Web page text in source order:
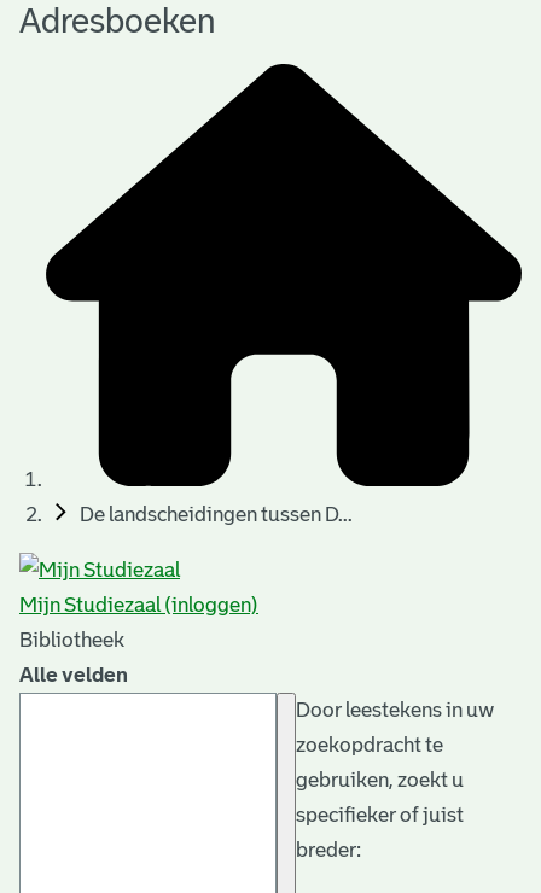
eAdresboeken
De landscheidingen tussen D...
Mijn Studiezaal (inloggen)
Bibliotheek
Alle velden
Door leestekens in uw
zoekopdracht te
gebruiken, zoekt u
specifieker of juist
breder: